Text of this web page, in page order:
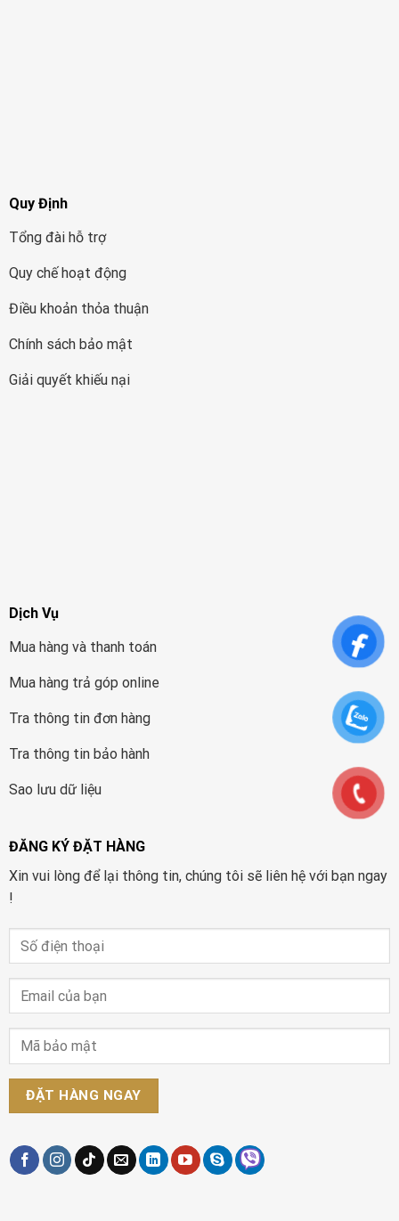
Quy Định
Tổng đài hỗ trợ
Quy chế hoạt động
Điều khoản thỏa thuận
Chính sách bảo mật
Giải quyết khiếu nại
Dịch Vụ
Mua hàng và thanh toán
Mua hàng trả góp online
Tra thông tin đơn hàng
Tra thông tin bảo hành
Sao lưu dữ liệu
ĐĂNG KÝ ĐẶT HÀNG
Xin vui lòng để lại thông tin, chúng tôi sẽ liên hệ với bạn ngay
!